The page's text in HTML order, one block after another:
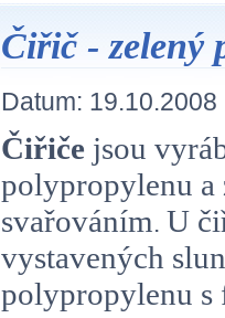
Čiřič - zelený
Datum: 19.10.2008
Čiřiče jsou
polypropylenu
svařováním. U
vystavených
polypropylenu